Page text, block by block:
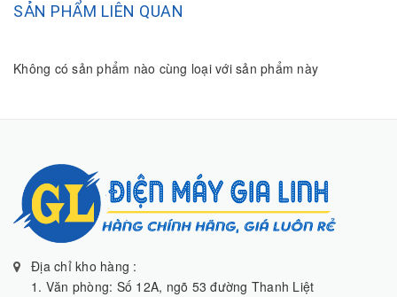
SẢN PHẨM LIÊN QUAN
Không có sản phẩm nào cùng loại với sản phẩm này
Địa chỉ kho hàng :
1. Văn phòng: Số 12A, ngõ 53 đường Thanh Liệt